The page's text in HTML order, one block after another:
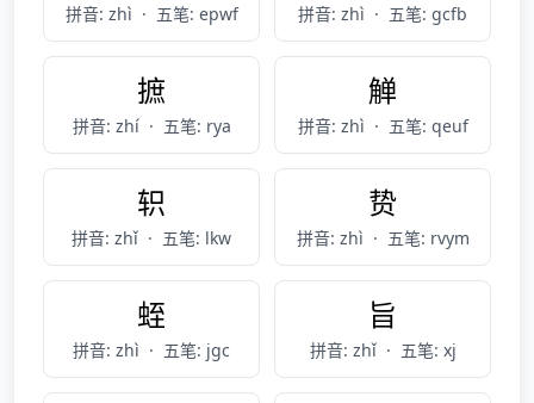
拼音: zhì · 五笔: epwf 拼音: zhì · 五笔: gcfb
摭
拼音: zhí · 五笔: rya
觯
拼音: zhì · 五笔: qeuf
轵
拼音: zhǐ · 五笔: lkw
贽
拼音: zhì · 五笔: rvym
蛭
拼音: zhì · 五笔: jgc
旨
拼音: zhǐ · 五笔: xj